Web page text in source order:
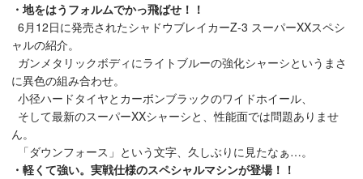
・地をはうフォルムでかっ飛ばせ！！
6月12日に発売されたシャドウブレイカーZ-3 スーパーXXスペシ
ャルの紹介。
ガンメタリックボディにライトブルーの強化シャーシというまさ
に異色の組み合わせ。
小径ハードタイヤとカーボンブラックのワイドホイール、
そして最新のスーパーXXシャーシと、性能面では問題ありませ
ん。
「ダウンフォース」という文字、久しぶりに見たなぁ…。
・軽くて強い。実戦仕様のスペシャルマシンが登場！！